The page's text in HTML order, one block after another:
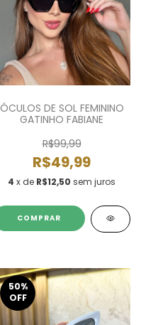
ÓCULOS DE SOL FEMININO
GATINHO FABIANE
R$99,99
R$49,99
4 x de R$12,50 sem juros
COMPRAR
50%
OFF